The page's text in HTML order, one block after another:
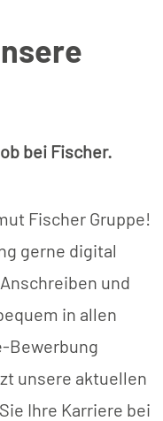
bei Fischer.
Fischer Gruppe!
gerne digital
und
in allen
Bewerbung
unsere aktuellen
Ihre Karriere bei